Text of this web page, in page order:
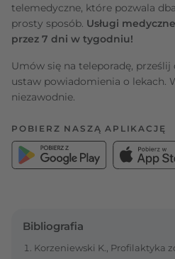
telemedyczne, które pozwala
prosty sposób. Usługi
przez 7 dni w tygodniu!
Umów się na teleporadę,
ustaw powiadomienia o lekach.
niezawodnie.
POBIERZ NASZĄ APLIKACJĘ
Bibliografia
Korzeniewski K., Profilaktyka